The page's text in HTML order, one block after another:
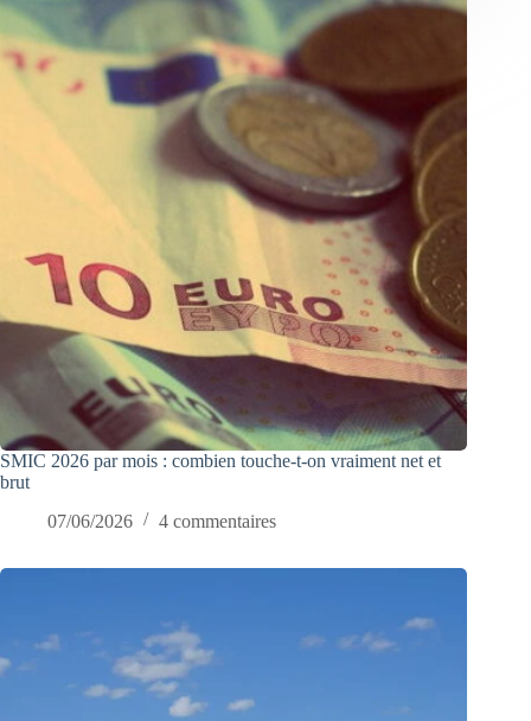
SMIC 2026 par mois : combien touche-t-on vraiment net et
brut
07/06/2026
4 commentaires